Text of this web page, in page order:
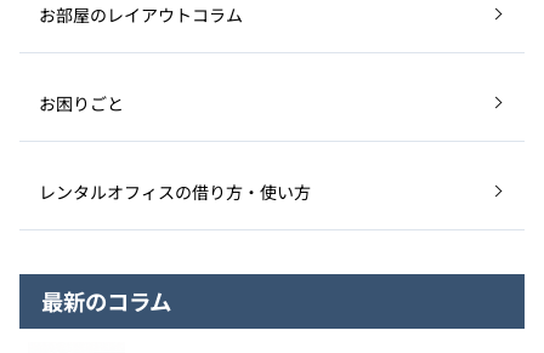
お部屋のレイアウトコラム
お困りごと
レンタルオフィスの借り方・使い方
最新のコラム